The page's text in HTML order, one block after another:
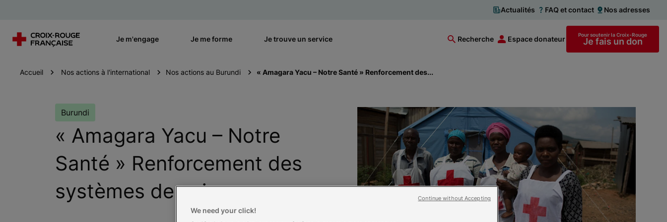
Actualités FAQ et contact Nos adresses
Je m'engage Je me forme Je trouve un service Recherche Espace donateur Pour soutenir la Croix-Rouge
Je fais un don
Accueil Nos actions à l'international Nos actions au Burundi « Amagara Yacu – Notre Santé » Renforcement des...
Burundi
« Amagara Yacu – Notre
Santé » Renforcement des
systèmes de soin
We need your click!
Continue without Accepting